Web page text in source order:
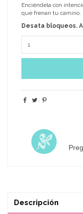
Enciéndela con
que frenan tu camino.
Desata bloqueos.
Descripción